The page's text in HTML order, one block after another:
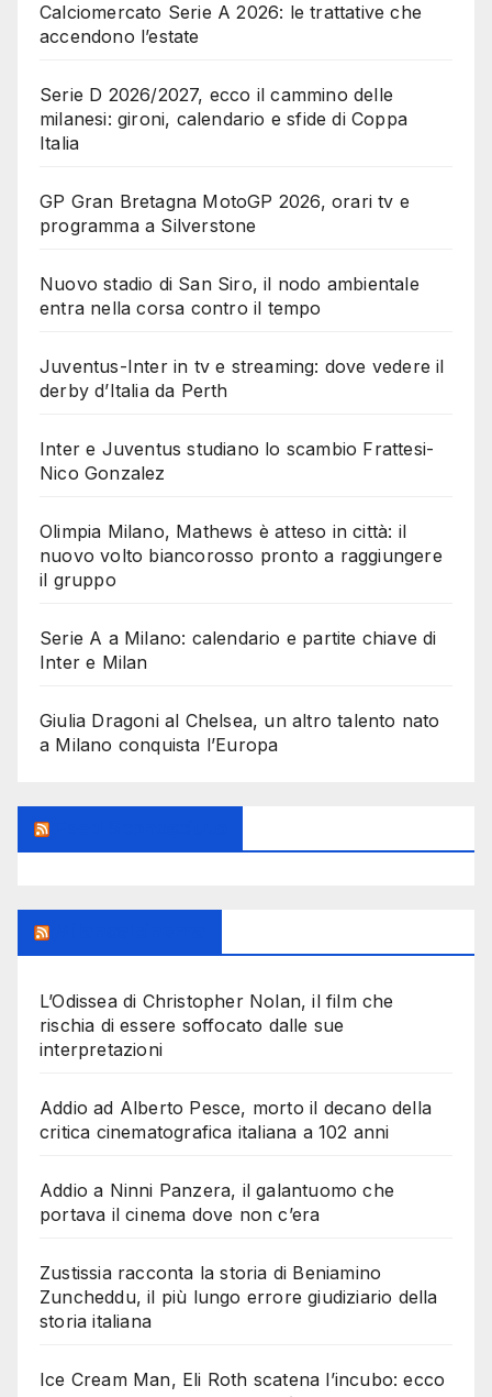
Calciomercato Serie A 2026: le trattative che
accendono l’estate
Serie D 2026/2027, ecco il cammino delle
milanesi: gironi, calendario e sfide di Coppa
Italia
GP Gran Bretagna MotoGP 2026, orari tv e
programma a Silverstone
Nuovo stadio di San Siro, il nodo ambientale
entra nella corsa contro il tempo
Juventus-Inter in tv e streaming: dove vedere il
derby d’Italia da Perth
Inter e Juventus studiano lo scambio Frattesi-
Nico Gonzalez
Olimpia Milano, Mathews è atteso in città: il
nuovo volto biancorosso pronto a raggiungere
il gruppo
Serie A a Milano: calendario e partite chiave di
Inter e Milan
Giulia Dragoni al Chelsea, un altro talento nato
a Milano conquista l’Europa
L’Odissea di Christopher Nolan, il film che
rischia di essere soffocato dalle sue
interpretazioni
Addio ad Alberto Pesce, morto il decano della
critica cinematografica italiana a 102 anni
Addio a Ninni Panzera, il galantuomo che
portava il cinema dove non c’era
Zustissia racconta la storia di Beniamino
Zuncheddu, il più lungo errore giudiziario della
storia italiana
Ice Cream Man, Eli Roth scatena l’incubo: ecco